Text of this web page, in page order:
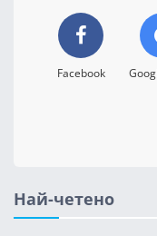
Facebook
Най-четено